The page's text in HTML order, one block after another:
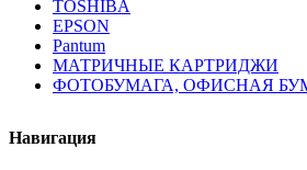
TOSHIBA
EPSON
Pantum
МАТРИЧНЫЕ КАРТРИДЖИ
ФОТОБУМАГА, ОФИСНАЯ
Навигация